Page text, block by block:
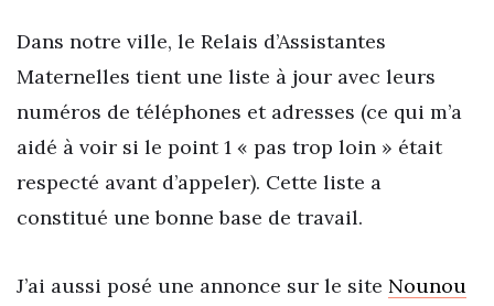
Dans notre ville, le Relais d’Assistantes
Maternelles tient une liste à jour avec leurs
numéros de téléphones et adresses (ce qui m’a
aidé à voir si le point 1 « pas trop loin » était
respecté avant d’appeler). Cette liste a
constitué une bonne base de travail.
J’ai aussi posé une annonce sur le site Nounou